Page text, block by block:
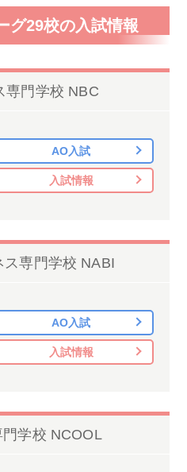
グ29校の入試情報
専門学校 NBC
AO入試
入試情報
ス専門学校 NABI
AO入試
入試情報
学校 NCOOL